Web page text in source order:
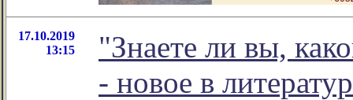
17.10.2019
13:15
"Знаете ли вы,
- новое в